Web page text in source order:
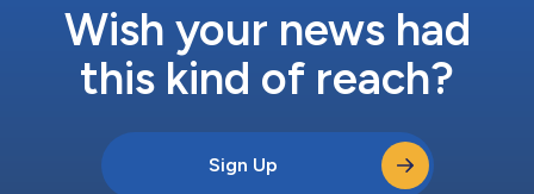
Wish your news had
this kind of reach?
Sign Up